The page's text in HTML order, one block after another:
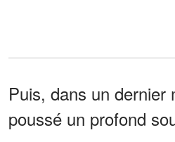
Puis, dans un dernier
poussé un profond